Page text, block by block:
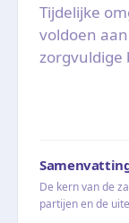
Tijdelijke
voldoen
zorgvuldige
De kern van de
partijen en de